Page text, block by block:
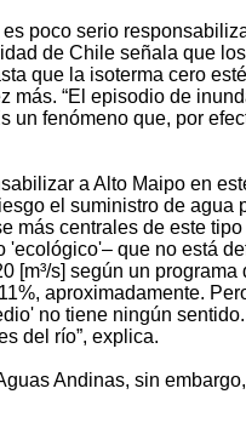
poco serio
de Chile señala que
que la isoterma cero
más. “El episodio de
un fenómeno que, por
a Alto Maipo en
el suministro de
más centrales de este
que no está
[m³/s] según un
aproximadamente.
no tiene ningún
del río”, explica.
Andinas, sin